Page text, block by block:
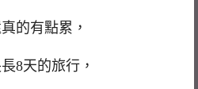
的有點累，
8天的旅行，